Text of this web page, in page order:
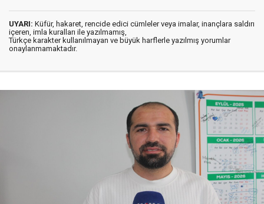
UYARI: Küfür, hakaret, rencide edici cümleler veya imalar, inançlara saldırı
içeren, imla kuralları ile yazılmamış,
Türkçe karakter kullanılmayan ve büyük harflerle yazılmış yorumlar
onaylanmamaktadır.